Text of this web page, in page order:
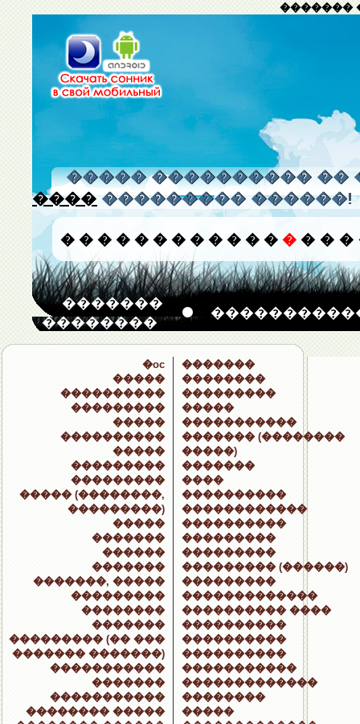
�������
����� ���������� ��
���� ��������� ������!
� � � � � � � � � � � � � � � �
�������
��������
�oc
�����
����������
���������
�����
����������
�����
���������
���������
����� (��������,
���������)
�����
�������
������
�������
�������, �����
���������
��������
�������
��������� (�� ���
������� �������)
�����������
�������
�����������
�������� �����
�������
��������
���������
�����
�����������
������� (��������
�����)
�������
����
����������
������������
����������
���������
���������
��������� (������)
���������
�������������
���������� ����
����������
����������
����������
�����������
�������������
��������
�����